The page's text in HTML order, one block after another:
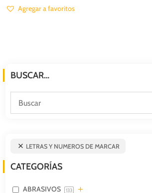
Agregar a favoritos
BUSCAR…
LETRAS Y NUMEROS DE MARCAR
CATEGORÍAS
ABRASIVOS 133